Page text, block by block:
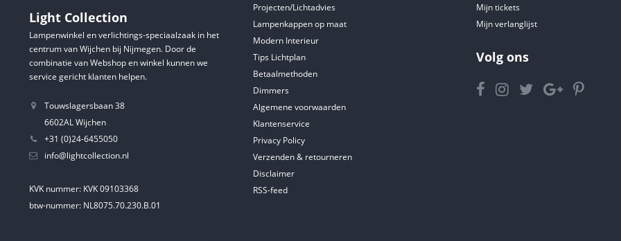
Light Collection
Lampenwinkel en verlichtings-speciaalzaak in het
centrum van Wijchen bij Nijmegen. Door de
combinatie van Webshop en winkel kunnen we
service gericht klanten helpen.
Touwslagersbaan 38
6602AL Wijchen
+31 (0)24-6455050
info@lightcollection.nl
KVK nummer: KVK 09103368
btw-nummer: NL8075.70.230.B.01
Projecten/Lichtadvies
Lampenkappen op maat
Modern Interieur
Tips Lichtplan
Betaalmethoden
Dimmers
Algemene voorwaarden
Klantenservice
Privacy Policy
Verzenden & retourneren
Disclaimer
RSS-feed
Mijn tickets
Mijn verlanglijst
Volg ons